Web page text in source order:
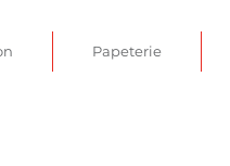
Papeterie